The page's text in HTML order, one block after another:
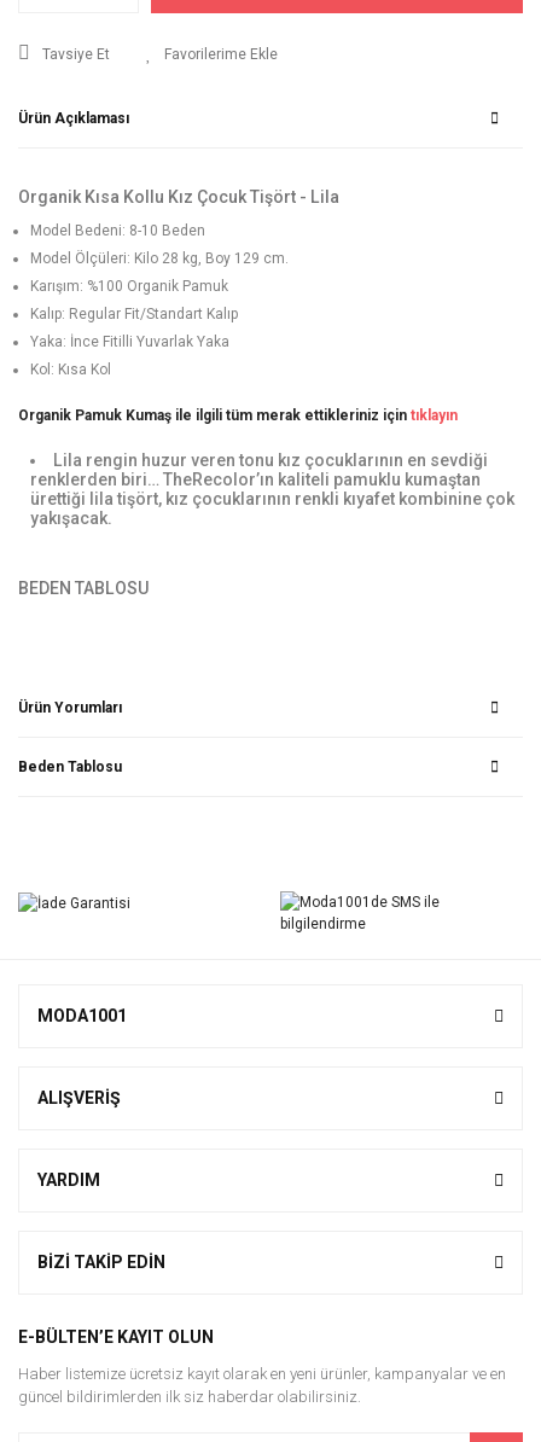
Tavsiye Et
Ürün Açıklaması
Organik Kısa Kollu Kız Çocuk Tişört - Lila
Model Bedeni: 8-10 Beden
Model Ölçüleri: Kilo 28 kg, Boy 129 cm.
Karışım: %100 Organik Pamuk
Kalıp: Regular Fit/Standart Kalıp
Yaka: İnce Fitilli Yuvarlak Yaka
Kol: Kısa Kol
Organik Pamuk Kumaş ile ilgili tüm merak ettikleriniz için tıklayın
Lila rengin huzur veren tonu kız çocuklarının en sevdiği
renklerden biri… TheRecolor’ın kaliteli pamuklu kumaştan
ürettiği lila tişört, kız çocuklarının renkli kıyafet kombinine çok
yakışacak.
BEDEN TABLOSU
Ürün Yorumları
Beden Tablosu
MODA1001
ALIŞVERİŞ
YARDIM
BİZİ TAKİP EDİN
E-BÜLTEN’E KAYIT OLUN
Haber listemize ücretsiz kayıt olarak en yeni ürünler, kampanyalar ve en
güncel bildirimlerden ilk siz haberdar olabilirsiniz.